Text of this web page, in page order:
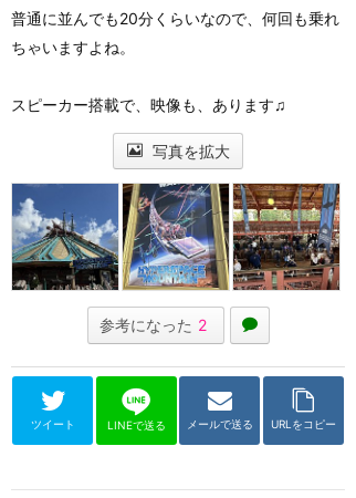
普通に並んでも20分くらいなので、何回も乗れ
ちゃいますよね。
スピーカー搭載で、映像も、あります♫
写真を拡大
参考になった 2
ツイート LINEで送る メールで送る URLをコピー